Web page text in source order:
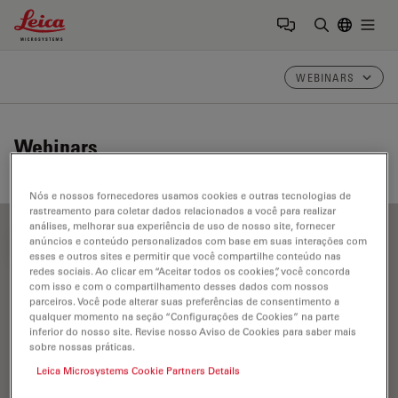
Leica Microsystems Logo
WEBINARS
Webinars
FILTER ARTICLES
THUNDER Imager Tissue
Nós e nossos fornecedores usamos cookies e outras tecnologias de
rastreamento para coletar dados relacionados a você para realizar
análises, melhorar sua experiência de uso de nosso site, fornecer
anúncios e conteúdo personalizados com base em suas interações com
esses e outros sites e permitir que você compartilhe conteúdo nas
redes sociais. Ao clicar em “Aceitar todos os cookies”, você concorda
com isso e com o compartilhamento desses dados com nossos
parceiros. Você pode alterar suas preferências de consentimento a
qualquer momento na seção “Configurações de Cookies” na parte
inferior do nosso site. Revise nosso Aviso de Cookies para saber mais
sobre nossas práticas.
Leica Microsystems Cookie Partners Details